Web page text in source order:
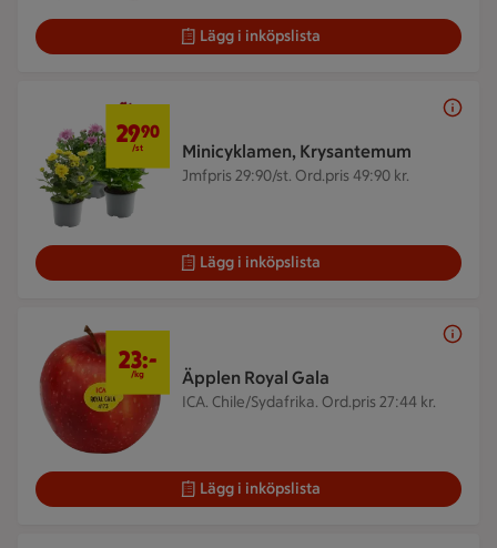
Lägg i inköpslista
Minicyklamen, Krysantemum
Jmfpris 29:90/st. Ord.pris 49:90 kr.
2990
/st
Lägg i inköpslista
Äpplen Royal Gala
ICA. Chile/Sydafrika. Ord.pris 27:44 kr.
23:-
/kg
Lägg i inköpslista